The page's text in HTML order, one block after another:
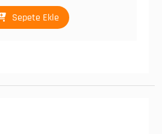
₺ 535,00.
Sepete Ekle